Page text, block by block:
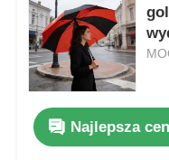
Najlepsza